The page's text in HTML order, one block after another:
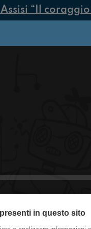
“Il
estivi
in questo sito